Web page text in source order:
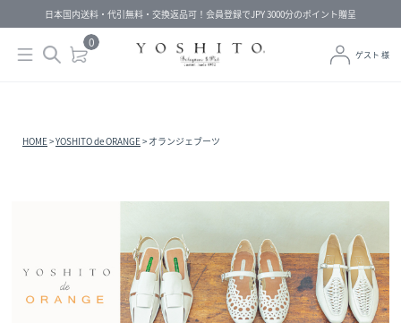
日本国内送料・代引無料・交換返品可！会員登録でJPY 3000分のポイント贈呈
0
ゲスト 様
HOME YOSHITO de ORANGE オランジェブーツ